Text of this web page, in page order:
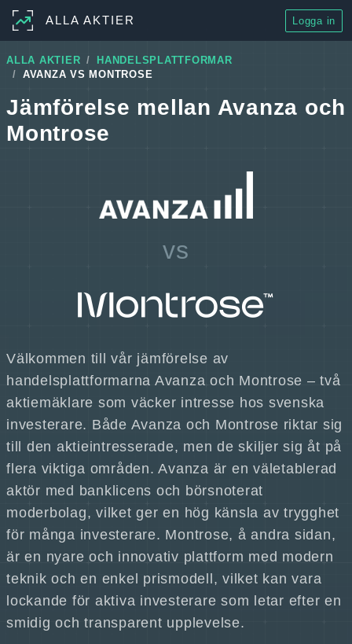
ALLA AKTIER Logga in
ALLA AKTIER
HANDELSPLATTFORMAR
AVANZA VS MONTROSE
Jämförelse mellan Avanza och
Montrose
vs
Välkommen till vår jämförelse av
handelsplattformarna Avanza och Montrose – två
aktiemäklare som väcker intresse hos svenska
investerare. Både Avanza och Montrose riktar sig
till den aktieintresserade, men de skiljer sig åt på
flera viktiga områden. Avanza är en väletablerad
aktör med banklicens och börsnoterat
moderbolag, vilket ger en hög känsla av trygghet
för många investerare. Montrose, å andra sidan,
är en nyare och innovativ plattform med modern
teknik och en enkel prismodell, vilket kan vara
lockande för aktiva investerare som letar efter en
smidig och transparent upplevelse.